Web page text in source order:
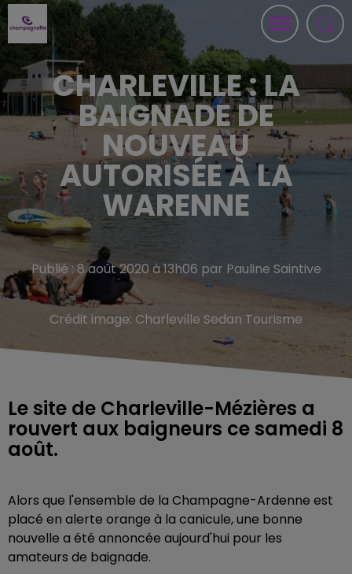
CHARLEVILLE : LA
BAIGNADE DE
NOUVEAU
AUTORISÉE À LA
WARENNE
Publié : 8 août 2020 à 13h06 par Pauline Saintive
Crédit image: Charleville Sedan Tourisme
Le site de Charleville-Mézières a
rouvert aux baigneurs ce samedi 8
août.
Alors que l'ensemble de la Champagne-Ardenne est
placé en alerte orange à la canicule, une bonne
nouvelle a été annoncée aujourd'hui pour les
amateurs de baignade.